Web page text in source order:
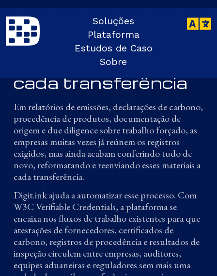
Soluções
Plataforma
Estudos de Caso
Sobre
RASTREABILIDADE
Automatize a
rastreabilidade em
cada transferência
Em relatórios de emissões, declarações de carbono,
procedência de produtos, documentação de
origem e due diligence sobre trabalho forçado, as
empresas muitas vezes já reúnem os registros
exigidos, mas ainda acabam conferindo tudo de
novo, reformatando e reenviando esses materiais a
cada transferência.
Digit.ink ajuda a automatizar esse processo. Com
W3C Verifiable Credentials, a plataforma se
encaixa nos fluxos de trabalho existentes para que
atestações de fornecedores, certificados de
carbono, registros de procedência e resultados de
inspeção circulem entre empresas, auditores,
equipes aduaneiras e reguladores sem mais uma